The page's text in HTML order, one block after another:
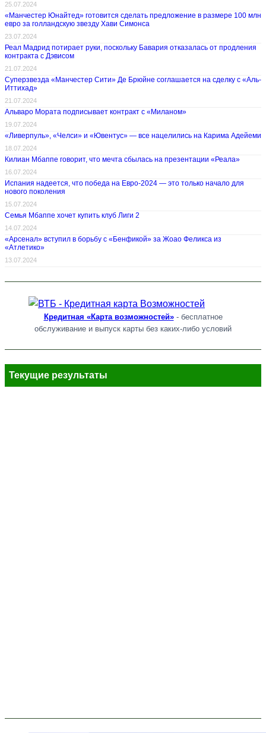
25.07.2024
«Манчестер Юнайтед» готовится сделать предложение в размере 100 млн
евро за голландскую звезду Хави Симонса
23.07.2024
Реал Мадрид потирает руки, поскольку Бавария отказалась от продления
контракта с Дэвисом
21.07.2024
Суперзвезда «Манчестер Сити» Де Брюйне соглашается на сделку с «Аль-
Иттихад»
21.07.2024
Альваро Мората подписывает контракт с «Миланом»
19.07.2024
«Ливерпуль», «Челси» и «Ювентус» — все нацелились на Карима Адейеми
18.07.2024
Килиан Мбаппе говорит, что мечта сбылась на презентации «Реала»
16.07.2024
Испания надеется, что победа на Евро-2024 — это только начало для
нового поколения
15.07.2024
Семья Мбаппе хочет купить клуб Лиги 2
14.07.2024
«Арсенал» вступил в борьбу с «Бенфикой» за Жоао Феликса из
«Атлетико»
13.07.2024
Кредитная «Карта возможностей»- бесплатное
обслуживание и выпуск карты без каких-либо условий
Текущие результаты